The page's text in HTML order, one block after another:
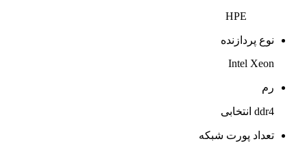
HPE
نوع پردازنده
Intel Xeon
رم
ddr4 انتخابی
تعداد پورت شبکه